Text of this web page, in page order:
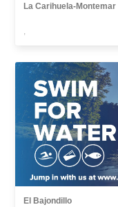
La Carihuela-Montemar
,
El Bajondillo